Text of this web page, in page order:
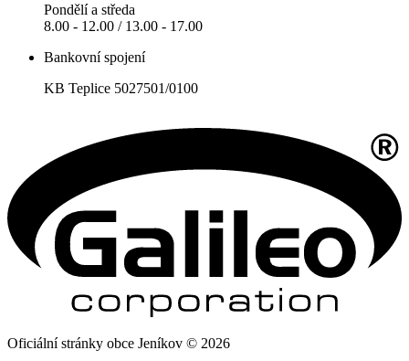
Pondělí a středa
8.00 - 12.00 / 13.00 - 17.00
Bankovní spojení
KB Teplice 5027501/0100
Oficiální stránky obce Jeníkov © 2026